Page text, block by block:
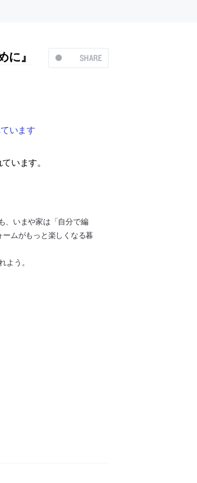
SHARE
』
います
います。
、いまや家は「自分で編
ムがもっと楽しくなる暮
う。